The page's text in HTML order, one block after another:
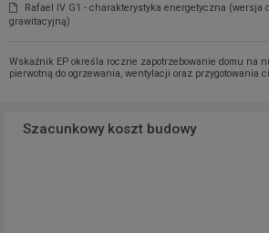
Rafael IV G1 - charakterystyka energetyczna (wersja
grawitacyjną)
Wskaźnik EP określa roczne zapotrzebowanie domu na
pierwotną do ogrzewania, wentylacji oraz przygotowania
Szacunkowy koszt budowy